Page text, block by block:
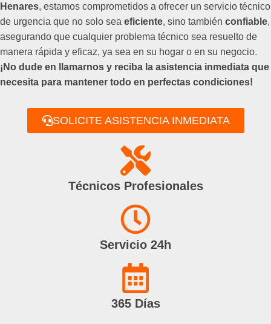
Henares, estamos comprometidos a ofrecer un servicio técnico
de urgencia que no solo sea eficiente, sino también confiable,
asegurando que cualquier problema técnico sea resuelto de
manera rápida y eficaz, ya sea en su hogar o en su negocio.
¡No dude en llamarnos y reciba la asistencia inmediata que
necesita para mantener todo en perfectas condiciones!
SOLICITE ASISTENCIA INMEDIATA
Técnicos Profesionales
Servicio 24h
365 Días